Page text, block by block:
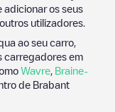
adicionar os seus
utilizadores.
ao seu carro,
carregadores em
Wavre Braine-
de Brabant